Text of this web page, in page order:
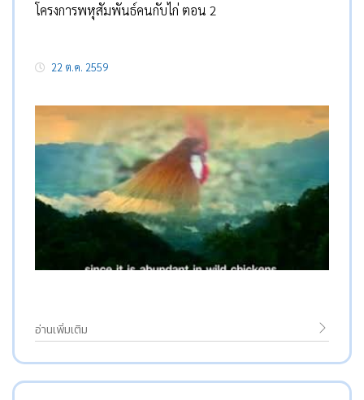
โครงการพหุสัมพันธ์คนกับไก่ ตอน 2
22 ต.ค. 2559
อ่านเพิ่มเติม